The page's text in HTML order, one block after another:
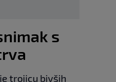
s
trojicu bivših